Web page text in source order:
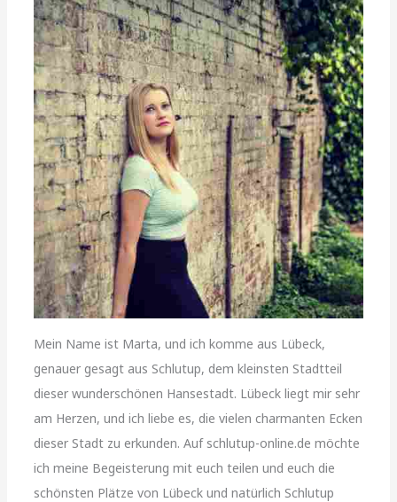
Mein Name ist Marta, und ich komme aus Lübeck,
genauer gesagt aus Schlutup, dem kleinsten Stadtteil
dieser wunderschönen Hansestadt. Lübeck liegt mir sehr
am Herzen, und ich liebe es, die vielen charmanten Ecken
dieser Stadt zu erkunden. Auf schlutup-online.de möchte
ich meine Begeisterung mit euch teilen und euch die
schönsten Plätze von Lübeck und natürlich Schlutup